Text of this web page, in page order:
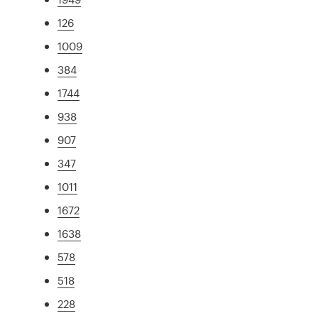
126
1009
384
1744
938
907
347
1011
1672
1638
578
518
228